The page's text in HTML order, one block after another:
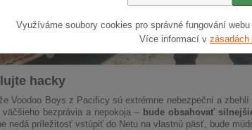
Využíváme soubory cookies pro správné fungování
Více informací v
hacky
Voodoo Boys z Pacificy sú extrémne nebezpeční a
bezprávia a nepokoja – bude obsahovať
nedá príležitosť vstúpiť do Netu na vlastnú päsť, bude